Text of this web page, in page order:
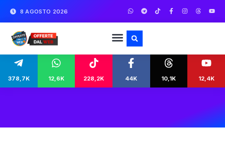
8 AGOSTO 2026
378,7K 12,6K 228,2K 44K 10,1K 12,4K